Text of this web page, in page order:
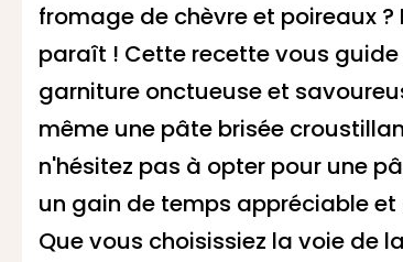
fromage de chèvre et poireaux
paraît ! Cette recette vous
garniture onctueuse et
même une pâte brisée
n'hésitez pas à opter pour une
un gain de temps appréciable
Que vous choisissiez la voie de